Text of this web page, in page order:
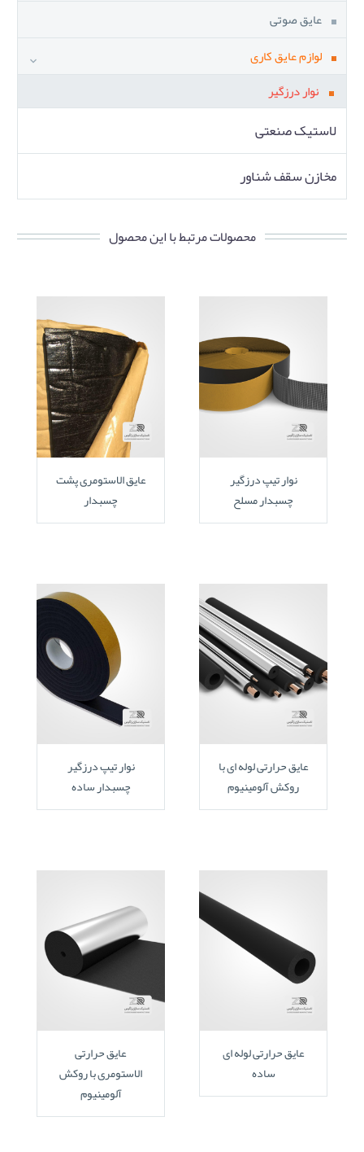
عایق صوتی
لوازم عایق کاری
نوار درزگیر
لاستیک صنعتی
مخازن سقف شناور
محصولات مرتبط با این محصول
نوار تیپ درزگیر
چسبدار مسلح
عایق الاستومری پشت
چسبدار
عایق حرارتی لوله ای با
روکش آلومینیوم
نوار تیپ درزگیر
چسبدار ساده
عایق حرارتی لوله ای
ساده
عایق حرارتی
الاستومری با روکش
آلومینیوم